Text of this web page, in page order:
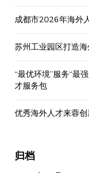
成都市2026年海外
苏州工业园区打造
“最优环境”服务“最
才服务包
优秀海外人才来蓉
归档